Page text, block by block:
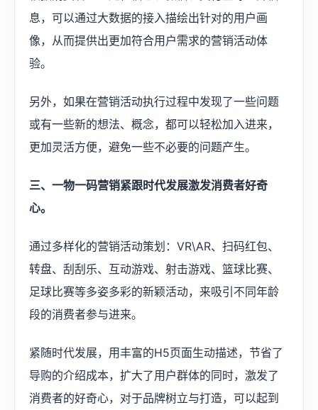
息，可以通过大数据的接入描绘出针对的用户画
像，从而提供出更加符合用户需求的营销活动体
验。
另外，如果在营销活动执行过程中发现了一些问题
或有一些新的想法、概念，都可以轻松加入进来，
更加灵活方便，避免一些不必要的问题产生。
三、一物一码营销紧跟时代发展激发消费者好奇
心。
通过多样化的营销活动策划：VR\AR、扫码红包、
转盘、刮刮乐、互动游戏、射击游戏、篮球比赛、
足球比赛等多姿多彩的新颖活动，来吸引不同年龄
段的消费者参与进来。
紧随时代发展，用丰富的H5页面生动描述，节省了
导购的介绍成本，扩大了用户群体的同时，激发了
消费者的好奇心，对于品牌树立与打造，可以起到